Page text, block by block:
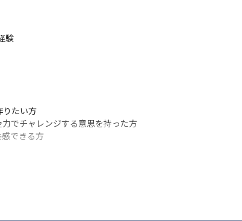
企画/設計から対応することが可能です
験
りたい方
でチャレンジする意思を持った方
できる方
こと